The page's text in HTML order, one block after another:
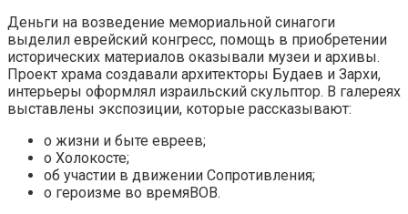
Деньги на возведение мемориальной синагоги
выделил еврейский конгресс, помощь в приобретении
исторических материалов оказывали музеи и архивы.
Проект храма создавали архитекторы Будаев и Зархи,
интерьеры оформлял израильский скульптор. В галереях
выставлены экспозиции, которые рассказывают:
о жизни и быте евреев;
о Холокосте;
об участии в движении Сопротивления;
о героизме во времяВОВ.